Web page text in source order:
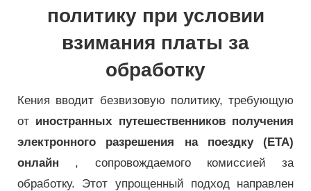
политику при условии
взимания платы за
обработку
Кения вводит безвизовую политику, требующую
от иностранных путешественников получения
электронного разрешения на поездку (ETA)
онлайн , сопровождаемого комиссией за
обработку. Этот упрощенный подход направлен